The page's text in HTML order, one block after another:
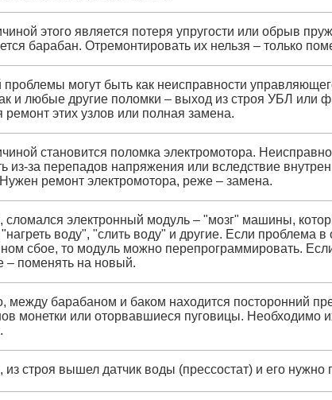
этого является потеря упругости или обрыв
барабан. Отремонтировать их нельзя – только
проблемы могут быть как неисправности
и любые другие поломки – выход из строя УБЛ или
ремонт этих узлов или полная замена.
становится поломка электромотора.
из-за перепадов напряжения или вследствие
ремонт электромотора, реже – замена.
сломался электронный модуль – "мозг" машины,
воду", "слить воду" и другие. Если проблема
сбое, то модуль можно перепрограммировать.
– поменять на новый.
между барабаном и баком находится посторонний
монетки или оторвавшиеся пуговицы. Необходимо
из строя вышел датчик воды (прессостат) и его нужно